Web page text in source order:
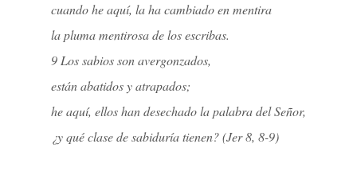
cuando he aquí, la ha cambiado en mentira
la pluma mentirosa de los escribas.
9 Los sabios son avergonzados,
están abatidos y atrapados;
he aquí, ellos han desechado la palabra del Señor,
¿y qué clase de sabiduría tienen? (Jer 8, 8-9)